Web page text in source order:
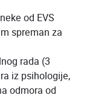
od EVS
spreman za
rada (3
iz psihologije,
odmora od